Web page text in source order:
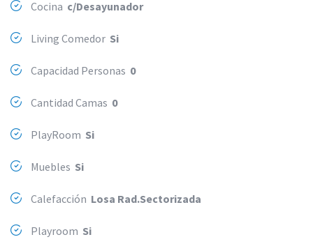
Cocina c/Desayunador
Living Comedor Si
Capacidad Personas 0
Cantidad Camas 0
PlayRoom Si
Muebles Si
Calefacción Losa Rad.Sectorizada
Playroom Si